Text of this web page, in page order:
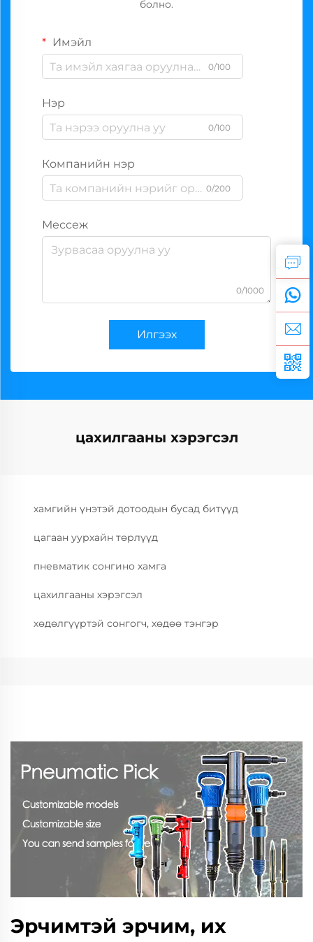
болно.
Имэйл
0/100
Нэр
0/100
Компанийн нэр
0/200
Мессеж
0/1000
Илгээх
цахилгааны хэрэгсэл
хамгийн үнэтэй дотоодын бусад битүүд
цагаан уурхайн төрлүүд
пневматик сонгино хамга
цахилгааны хэрэгсэл
хөдөлгүүртэй сонгогч, хөдөө тэнгэр
Эрчимтэй эрчим, их